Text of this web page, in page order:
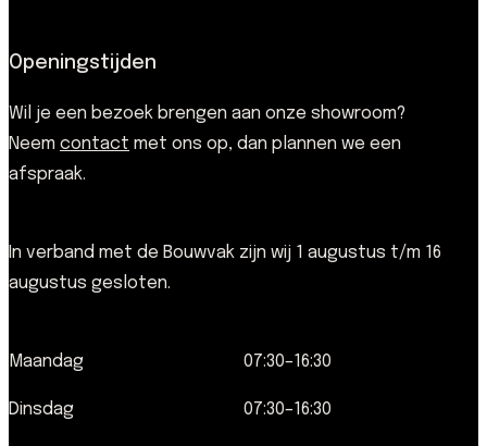
Openingstijden
Wil je een bezoek brengen aan onze showroom?
Neem contact met ons op, dan plannen we een
afspraak.
In verband met de Bouwvak zijn wij 1 augustus t/m 16
augustus gesloten.
Maandag
Dinsdag
07:30–16:30
07:30–16:30